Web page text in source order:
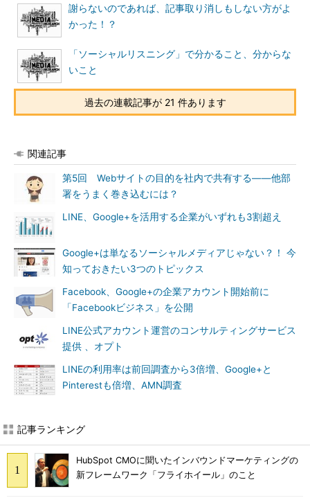
謝らないのであれば、記事取り消しもしない方がよ
かった！？
「ソーシャルリスニング」で分かること、分からな
いこと
過去の連載記事が 21 件あります
関連記事
第5回 Webサイトの目的を社内で共有する――他部
署をうまく巻き込むには？
LINE、Google+を活用する企業がいずれも3割超え
Google+は単なるソーシャルメディアじゃない？！ 今
知っておきたい3つのトピックス
Facebook、Google+の企業アカウント開始前に
「Facebookビジネス」を公開
LINE公式アカウント運営のコンサルティングサービス
提供 、オプト
LINEの利用率は前回調査から3倍増、Google+と
Pinterestも倍増、AMN調査
記事ランキング
HubSpot CMOに聞いたインバウンドマーケティングの
新フレームワーク「フライホイール」のこと